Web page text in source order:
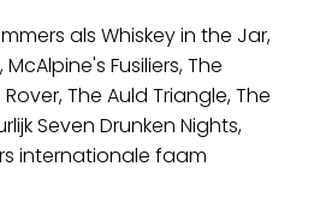
als Whiskey in the Jar,
Fusiliers, The
The Auld Triangle, The
Seven Drunken Nights,
internationale faam